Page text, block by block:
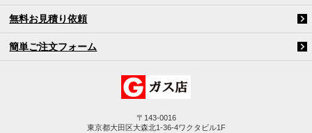
無料お見積り依頼
簡単ご注文フォーム
〒143-0016
東京都大田区大森北1-36-4ワクタビル1F